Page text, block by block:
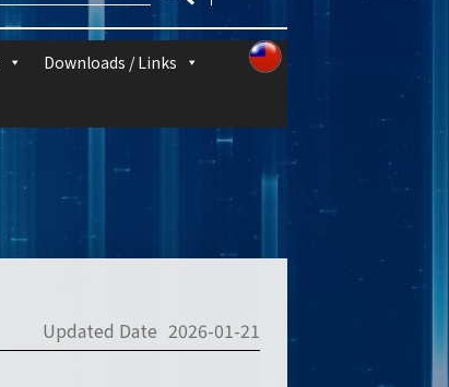
Downloads / Links
Updated Date 2026-01-21